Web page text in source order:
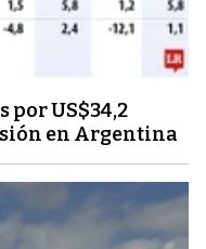
por US$34,2
en Argentina